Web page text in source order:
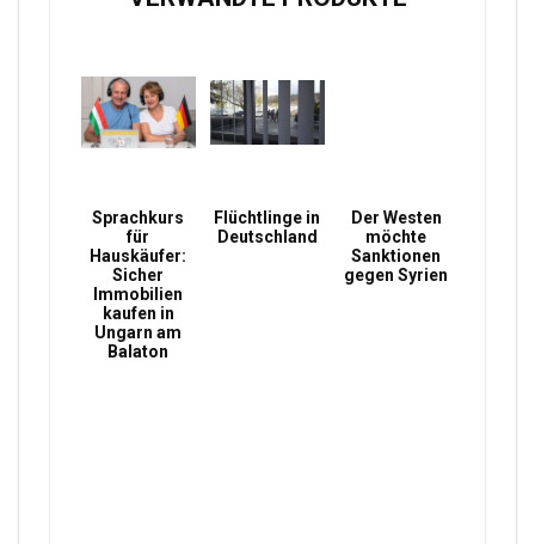
Sprachkurs
für
Hauskäufer:
Sicher
Immobilien
kaufen in
Ungarn am
Balaton
Flüchtlinge in
Deutschland
Der Westen
möchte
Sanktionen
gegen Syrien